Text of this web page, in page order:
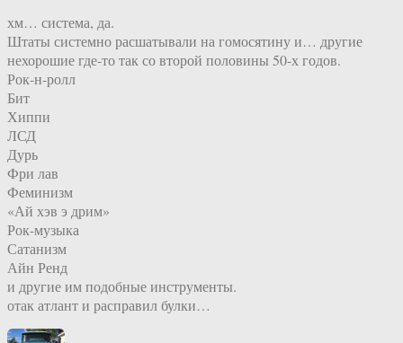
хм… система, да.
Штаты системно расшатывали на гомосятину и… другие
нехорошие где-то так со второй половины 50-х годов.
Рок-н-ролл
Бит
Хиппи
ЛСД
Дурь
Фри лав
Феминизм
«Ай хэв э дрим»
Рок-музыка
Сатанизм
Айн Ренд
и другие им подобные инструменты.
отак атлант и расправил булки…